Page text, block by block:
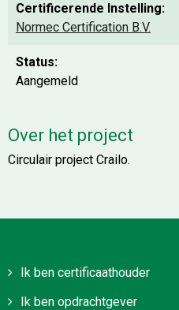
Certificerende Instelling:
Normec Certification B.V.
Status:
Aangemeld
Over het project
Circulair project Crailo.
Ik ben certificaathouder
Ik ben opdrachtgever